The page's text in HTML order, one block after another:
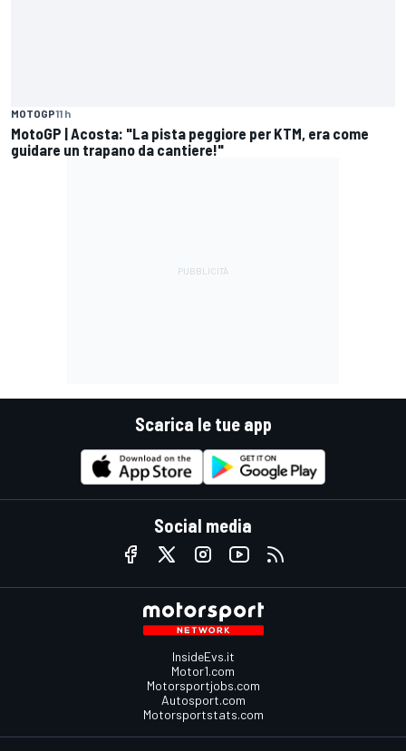
MOTOGP11 h
MotoGP | Acosta: "La pista peggiore per KTM, era come
guidare un trapano da cantiere!"
Scarica le tue app
Social media
InsideEvs.it
Motor1.com
Motorsportjobs.com
Autosport.com
Motorsportstats.com